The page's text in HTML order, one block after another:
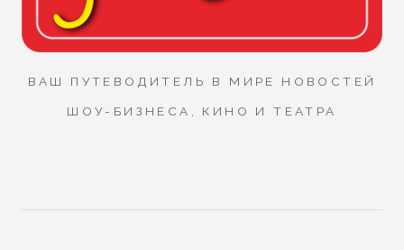
ВАШ ПУТЕВОДИТЕЛЬ В МИРЕ НОВОСТЕЙ
ШОУ-БИЗНЕСА, КИНО И ТЕАТРА